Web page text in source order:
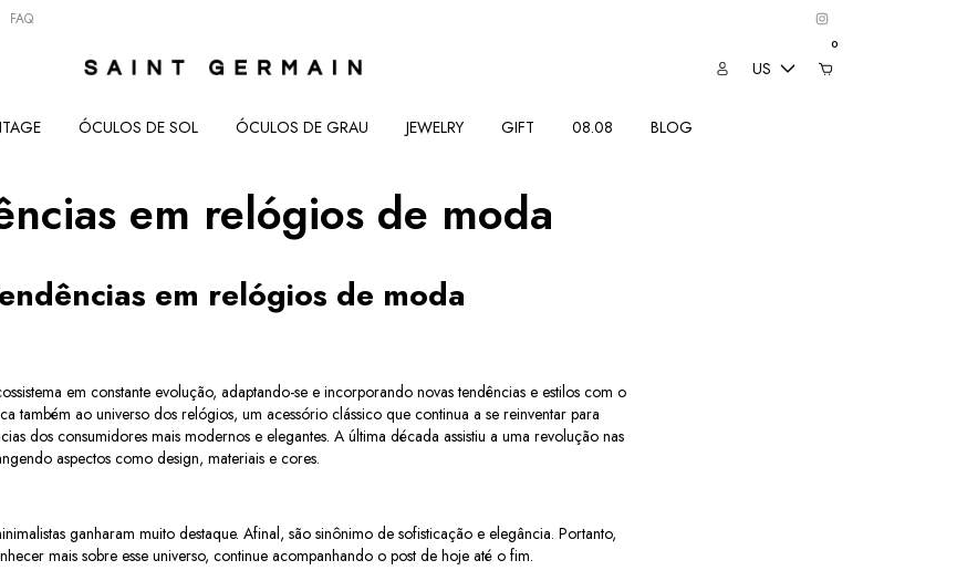
FAQ
US
0
ÓCULOS DE SOL ÓCULOS DE GRAU JEWELRY GIFT 08.08 BLOG
em relógios de moda
em relógios de moda
em constante evolução, adaptando-se e incorporando novas tendências e estilos com o
também ao universo dos relógios, um acessório clássico que continua a se reinventar para
dos consumidores mais modernos e elegantes. A última década assistiu a uma revolução nas
aspectos como design, materiais e cores.
ganharam muito destaque. Afinal, são sinônimo de sofisticação e elegância. Portanto,
mais sobre esse universo, continue acompanhando o post de hoje até o fim.